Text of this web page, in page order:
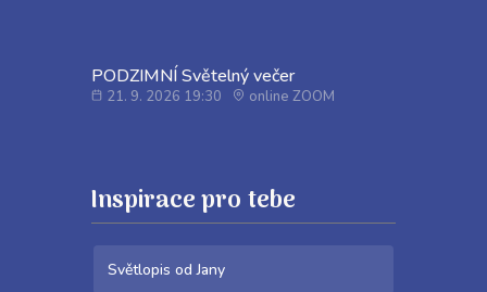
PODZIMNÍ Světelný večer
21. 9. 2026 19:30 online ZOOM
Inspirace pro tebe
Světlopis od Jany